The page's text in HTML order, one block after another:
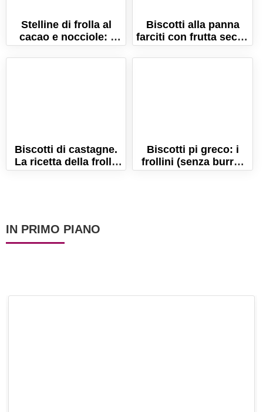
Stelline di frolla al
cacao e nocciole: i
biscotti perfetti per
Natale!
Biscotti alla panna
farciti con frutta secca
e spezie di Natale!
Biscotti di castagne.
La ricetta della frolla
di farina di castagne
Biscotti pi greco: i
frollini (senza burro)
per festeggiare il pi-
IN PRIMO PIANO